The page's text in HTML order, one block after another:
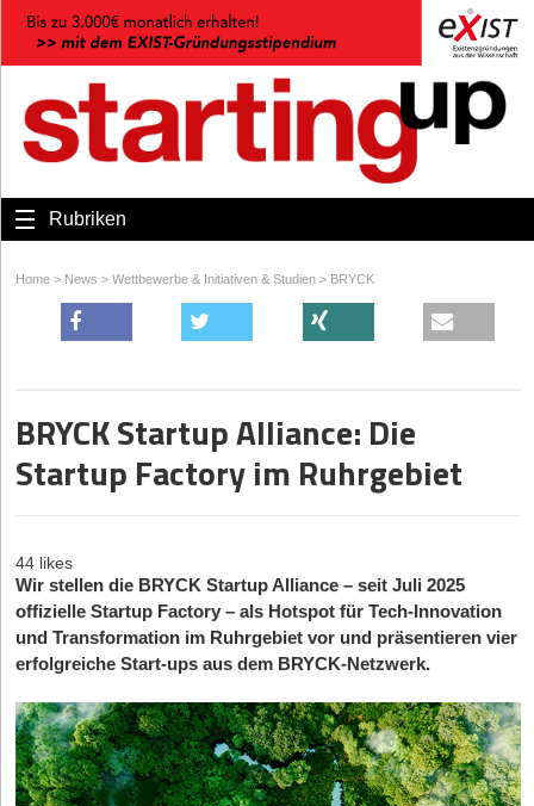
Rubriken
Home > News > Wettbewerbe & Initiativen & Studien > BRYCK
BRYCK Startup Alliance: Die
Startup Factory im Ruhrgebiet
44 likes
Wir stellen die BRYCK Startup Alliance – seit Juli 2025
offizielle Startup Factory – als Hotspot für Tech-Innovation
und Transformation im Ruhrgebiet vor und präsentieren vier
erfolgreiche Start-ups aus dem BRYCK-Netzwerk.